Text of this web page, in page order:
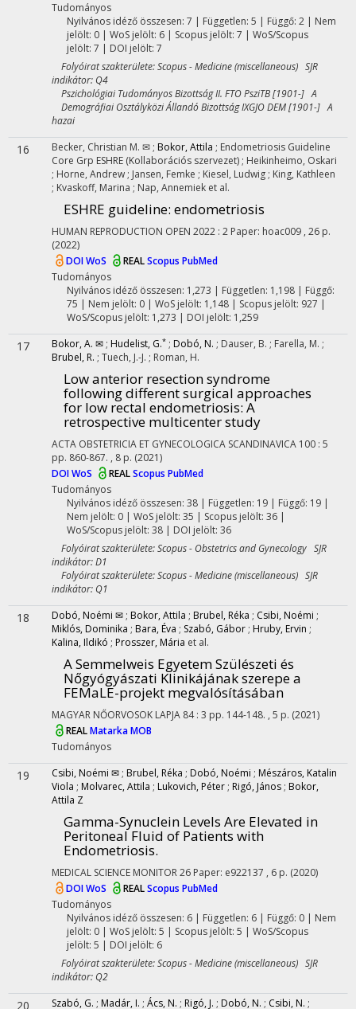
Tudományos
Nyilvános idéző összesen: 7 | Független: 5 | Függő: 2 | Nem
jelölt: 0 | WoS jelölt: 6 | Scopus jelölt: 7 | WoS/Scopus
jelölt: 7 | DOI jelölt: 7
Folyóirat szakterülete: Scopus - Medicine (miscellaneous) SJR
indikátor: Q4
Pszichológiai Tudományos Bizottság II. FTO PsziTB [1901-] A
Demográfiai Osztályközi Állandó Bizottság IXGJO DEM [1901-] A
hazai
16 Becker, Christian M. ✉ ; Bokor, Attila ; Endometriosis Guideline
Core Grp ESHRE (Kollaborációs szervezet) ; Heikinheimo, Oskari
; Horne, Andrew ; Jansen, Femke ; Kiesel, Ludwig ; King, Kathleen
; Kvaskoff, Marina ; Nap, Annemiek et al.
ESHRE guideline: endometriosis
HUMAN REPRODUCTION OPEN 2022 : 2 Paper: hoac009 , 26 p.
(2022)
DOIWoS REALScopus PubMed
Tudományos
Nyilvános idéző összesen: 1,273 | Független: 1,198 | Függő:
75 | Nem jelölt: 0 | WoS jelölt: 1,148 | Scopus jelölt: 927 |
WoS/Scopus jelölt: 1,273 | DOI jelölt: 1,259
17 Bokor, A. ✉ ; Hudelist, G.* ; Dobó, N. ; Dauser, B. ; Farella, M. ;
Brubel, R. ; Tuech, J.-J. ; Roman, H.
Low anterior resection syndrome
following different surgical approaches
for low rectal endometriosis: A
retrospective multicenter study
ACTA OBSTETRICIA ET GYNECOLOGICA SCANDINAVICA 100 : 5
pp. 860-867. , 8 p. (2021)
DOIWoS REALScopus PubMed
Tudományos
Nyilvános idéző összesen: 38| Független: 19 | Függő: 19 |
Nem jelölt: 0 | WoS jelölt: 35 | Scopus jelölt: 36 |
WoS/Scopus jelölt: 38 | DOI jelölt: 36
Folyóirat szakterülete: Scopus - Obstetrics and Gynecology SJR
indikátor: D1
Folyóirat szakterülete: Scopus - Medicine (miscellaneous) SJR
indikátor: Q1
18 Dobó, Noémi ✉ ; Bokor, Attila ; Brubel, Réka ; Csibi, Noémi ;
Miklós, Dominika ; Bara, Éva ; Szabó, Gábor ; Hruby, Ervin ;
Kalina, Ildikó ; Prosszer, Mária et al.
A Semmelweis Egyetem Szülészeti és
Nőgyógyászati Klinikájának szerepe a
FEMaLE-projekt megvalósításában
MAGYAR NŐORVOSOK LAPJA 84: 3 pp. 144-148. , 5 p. (2021)
REALMatarkaMOB
Tudományos
19 Csibi, Noémi ✉ ; Brubel, Réka ; Dobó, Noémi ; Mészáros, Katalin
Viola ; Molvarec, Attila ; Lukovich, Péter ; Rigó, János ; Bokor,
Attila Z
Gamma-Synuclein Levels Are Elevated in
Peritoneal Fluid of Patients with
Endometriosis.
MEDICAL SCIENCE MONITOR26 Paper: e922137 , 6 p. (2020)
DOIWoS REALScopus PubMed
Tudományos
Nyilvános idéző összesen: 6| Független: 6 | Függő: 0 | Nem
jelölt: 0 | WoS jelölt: 5 | Scopus jelölt: 5 | WoS/Scopus
jelölt: 5 | DOI jelölt: 6
Folyóirat szakterülete: Scopus - Medicine (miscellaneous) SJR
indikátor: Q2
20 Szabó, G. ; Madár, I. ; Ács, N. ; Rigó, J. ; Dobó, N. ; Csibi, N. ;